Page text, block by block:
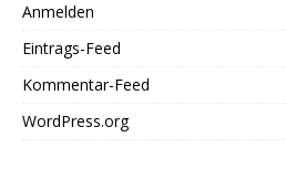
Anmelden
Eintrags-Feed
Kommentar-Feed
WordPress.org